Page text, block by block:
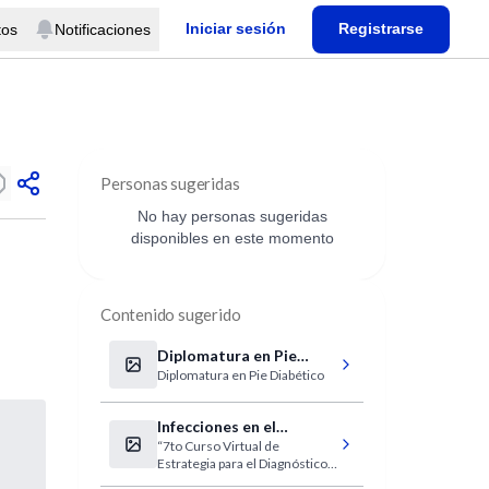
Notificaciones Iniciar sesión Registrarse
Personas sugeridas
No hay personas sugeridas
disponibles en este momento
Contenido sugerido
Diplomatura en Pie
Diabético
Diplomatura en Pie Diabético
Infecciones en el
Paciente Crítico
“7to Curso Virtual de
Estrategia para el Diagnóstico y